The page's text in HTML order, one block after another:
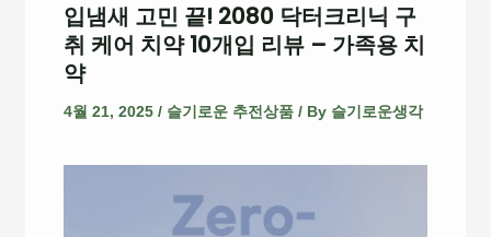
입냄새 고민 끝! 2080 닥터크리닉 구
취 케어 치약 10개입 리뷰 – 가족용 치
약
4월 21, 2025 / 슬기로운 추전상품/ By 슬기로운생각